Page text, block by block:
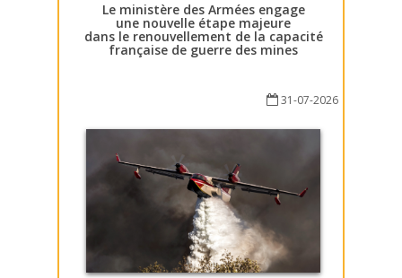
Le ministère des Armées engage
une nouvelle étape majeure
dans le renouvellement de la capacité
française de guerre des mines
31-07-2026